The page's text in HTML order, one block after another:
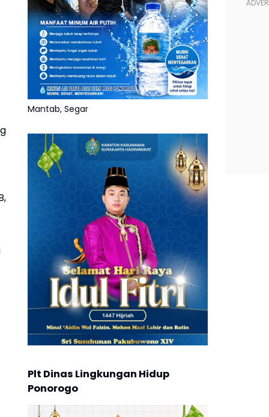
Mantab, Segar
Plt Dinas Lingkungan Hidup
Ponorogo